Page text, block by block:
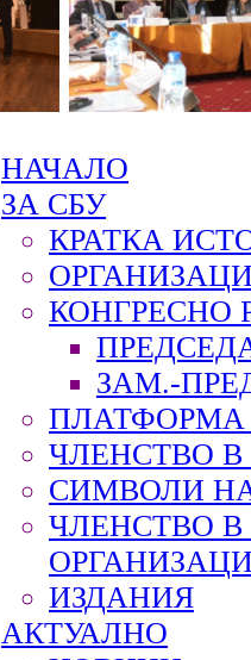
НАЧАЛО
ЗА СБУ
КРАТКА
КОНГРЕСНО
ЗАМ.-
ПЛАТФОРМА
ЧЛЕНСТВО В
СИМВОЛИ
ЧЛЕНСТВО
ИЗДАНИЯ
АКТУАЛНО